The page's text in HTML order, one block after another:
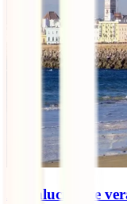
Andalucía este